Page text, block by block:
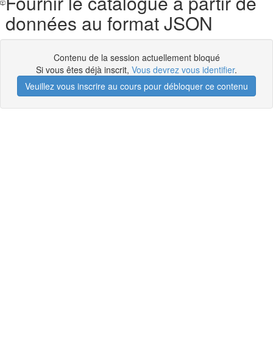
données au format JSON
Contenu de la session actuellement bloqué
Si vous êtes déjà inscrit, Vous devrez vous identifier.
Veuillez vous inscrire au cours pour débloquer ce contenu